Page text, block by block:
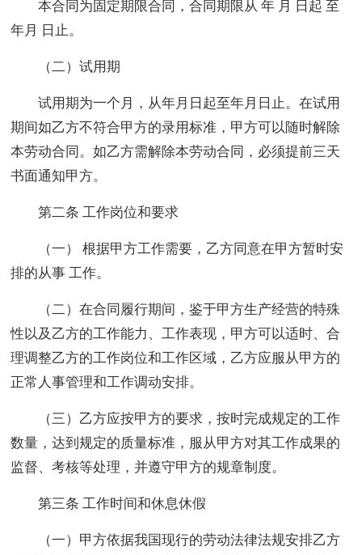
本合同为固定期限合同，合同期限从 年 月 日起 至
年月 日止。
（二）试用期
试用期为一个月，从年月日起至年月日止。在试用
期间如乙方不符合甲方的录用标准，甲方可以随时解除
本劳动合同。如乙方需解除本劳动合同，必须提前三天
书面通知甲方。
第二条 工作岗位和要求
（一） 根据甲方工作需要，乙方同意在甲方暂时安
排的从事 工作。
（二）在合同履行期间，鉴于甲方生产经营的特殊
性以及乙方的工作能力、工作表现，甲方可以适时、合
理调整乙方的工作岗位和工作区域，乙方应服从甲方的
正常人事管理和工作调动安排。
（三）乙方应按甲方的要求，按时完成规定的工作
数量，达到规定的质量标准，服从甲方对其工作成果的
监督、考核等处理，并遵守甲方的规章制度。
第三条 工作时间和休息休假
（一）甲方依据我国现行的劳动法律法规安排乙方